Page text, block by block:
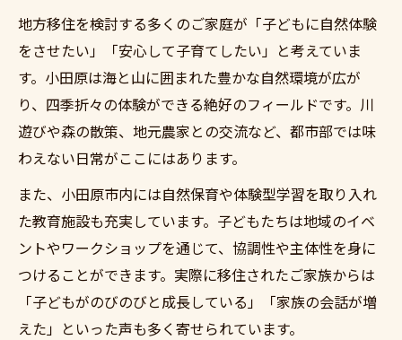
地方移住を検討する多くのご家庭が「子どもに自然体験
をさせたい」「安心して子育てしたい」と考えていま
す。小田原は海と山に囲まれた豊かな自然環境が広が
り、四季折々の体験ができる絶好のフィールドです。川
遊びや森の散策、地元農家との交流など、都市部では味
わえない日常がここにはあります。
また、小田原市内には自然保育や体験型学習を取り入れ
た教育施設も充実しています。子どもたちは地域のイベ
ントやワークショップを通じて、協調性や主体性を身に
つけることができます。実際に移住されたご家族からは
「子どもがのびのびと成長している」「家族の会話が増
えた」といった声も多く寄せられています。